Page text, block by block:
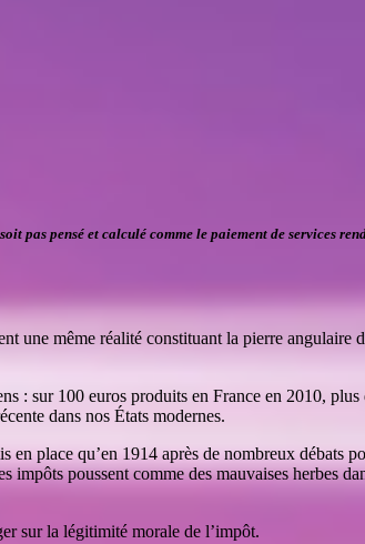
pas pensé et calculé comme le paiement de services
même réalité constituant la pierre angulaire
: sur 100 euros produits en France en 2010,
dans nos États modernes.
place qu’en 1914 après de nombreux débats
poussent comme des mauvaises herbes
sur la légitimité morale de l’impôt.